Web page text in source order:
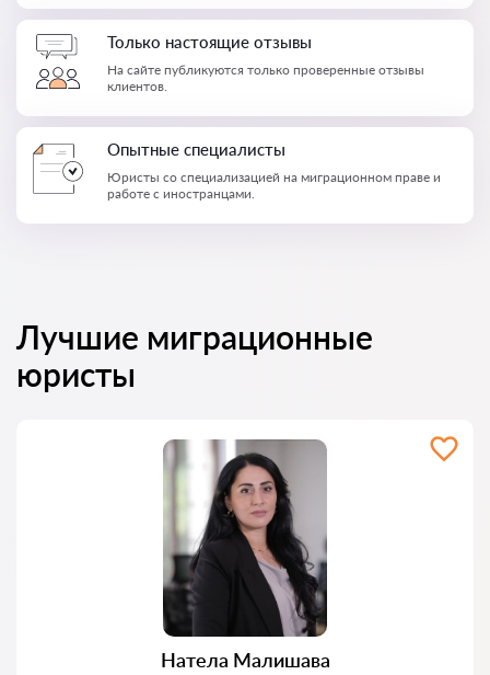
Только настоящие отзывы
На сайте публикуются только проверенные отзывы
клиентов.
Опытные специалисты
Юристы со специализацией на миграционном праве и
работе с иностранцами.
Лучшие миграционные
юристы
Натела Малишава